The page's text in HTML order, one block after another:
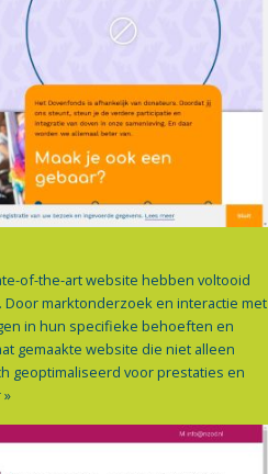
of-the-art website hebben voltooid
marktonderzoek en interactie met
in hun specifieke behoeften en
gemaakte website die niet alleen
geoptimaliseerd voor prestaties en